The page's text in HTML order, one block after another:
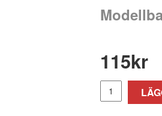
115kr